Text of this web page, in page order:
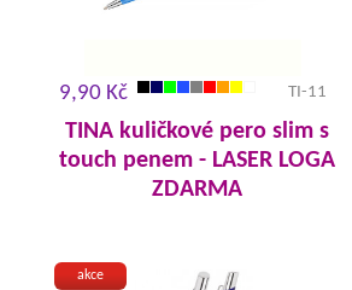
9,90 Kč TI-11
TINA kuličkové pero slim s
touch penem - LASER LOGA
ZDARMA
akce